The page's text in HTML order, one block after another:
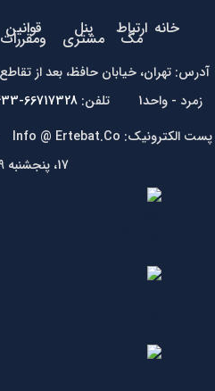
خانه ارتباط
مگ پنل
مشتری قوانین
ومقررات
زمرد - واحد1 تلفن:
66717328-66727433
17، پنجشنبه 9 الی 13